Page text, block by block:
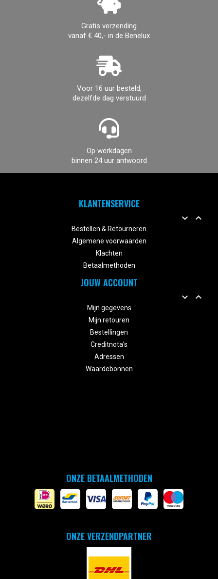
Gratis verzending
vanaf € 40,- in de Benelux
Voor 16 uur besteld,
dezelfde dag verstuurd
Op werkdagen
binnen 24 uur antwoord
KLANTENSERVICE
 
Bestellen & Retourneren
Algemene voorwaarden
Klachten
Betaalmethoden
JOUW ACCOUNT
 
Mijn gegevens
Mijn retouren
Bestellingen
Creditnota's
Adressen
Waardebonnen
ONZE BETAALMETHODEN
ONZE VERZENDPARTNER